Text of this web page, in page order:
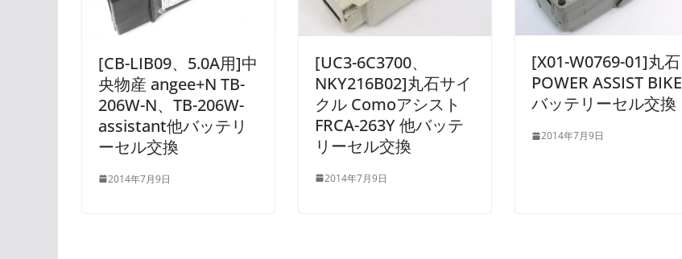
[CB-LIB09、5.0A用]中
央物産 angee+N TB-
206W-N、TB-206W-
assistant他バッテリ
ーセル交換
2014年7月9日
[UC3-6C3700、
NKY216B02]丸石サイ
クル Comoアシスト
FRCA-263Y 他バッテ
リーセル交換
2014年7月9日
[X01-W0769-01]丸石
POWER ASSIST BIKE
バッテリーセル交換
2014年7月9日